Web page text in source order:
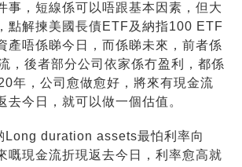
事，短線係可以唔跟基本因素，但大
點解揀美國長債ETF及納指100 ETF
產唔係睇今日，而係睇未來，前者係
，後者部分公司依家係冇盈利，都係
年，公司愈做愈好，將來有現金流
去今日，就可以做一個估值。
Long duration assets最怕利率向
嘅現金流折現返去今日，利率愈高就